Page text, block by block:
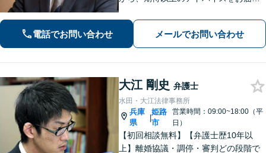
ンを大切にし、信頼関係を築きながら
課題解決に全力を尽くします。
電話でお問い合わせ メールでお問い合わせ
大江 剛史 弁護士
水田・大江法律事務所
兵庫
県
|
姫路
市
営業時間：09:00~18:00（平
日）
【初回相談無料】【弁護士歴10年以
上】離婚協議・調停・審判どの段階で